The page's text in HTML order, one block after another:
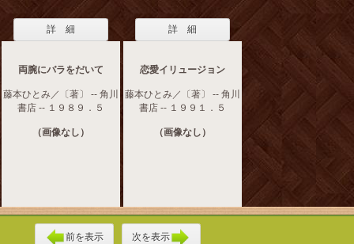
詳 細
両腕にバラをだいて
藤本ひとみ／〔著〕 -- 角川
書店 -- １９８９．５
（画像なし）
詳 細
恋愛イリュージョン
藤本ひとみ／〔著〕 -- 角川
書店 -- １９９１．５
（画像なし）
前を表示 次を表示